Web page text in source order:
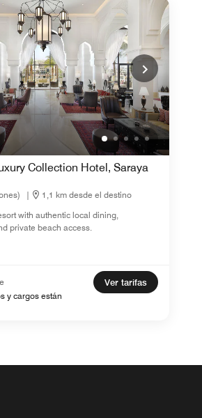
Collection Hotel, Saraya
|
1,1 km desde el destino
with authentic local dining,
private beach access.
y cargos están
Ver tarifas